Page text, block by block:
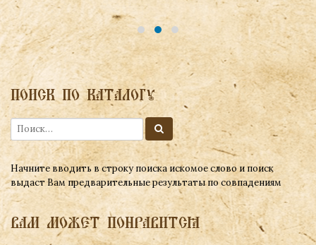
ПОИСК ПО КАТАЛОГУ
Начните вводить в строку поиска искомое слово и поиск
выдаст Вам предварительные результаты по совпадениям
ВАМ МОЖЕТ ПОНРАВИТСЯ